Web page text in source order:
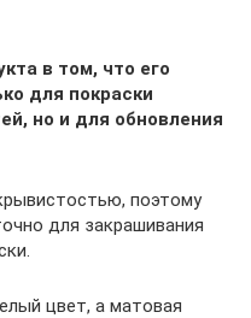
в том, что его
для покраски
но и для обновления
поэтому
для закрашивания
цвет, а матовая